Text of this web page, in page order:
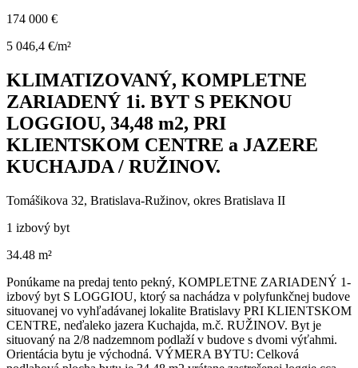
174 000 €
5 046,4 €/m²
KLIMATIZOVANÝ, KOMPLETNE
ZARIADENÝ 1i. BYT S PEKNOU
LOGGIOU, 34,48 m2, PRI
KLIENTSKOM CENTRE a JAZERE
KUCHAJDA / RUŽINOV.
Tomášikova 32, Bratislava-Ružinov, okres Bratislava II
1 izbový byt
34.48 m²
Ponúkame na predaj tento pekný, KOMPLETNE ZARIADENÝ 1-
izbový byt S LOGGIOU, ktorý sa nachádza v polyfunkčnej budove
situovanej vo vyhľadávanej lokalite Bratislavy PRI KLIENTSKOM
CENTRE, neďaleko jazera Kuchajda, m.č. RUŽINOV. Byt je
situovaný na 2/8 nadzemnom podlaží v budove s dvomi výťahmi.
Orientácia bytu je východná. VÝMERA BYTU: Celková